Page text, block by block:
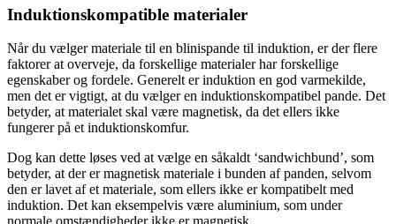
Induktionskompatible materialer
Når du vælger materiale til en blinispande til induktion, er der flere
faktorer at overveje, da forskellige materialer har forskellige
egenskaber og fordele. Generelt er induktion en god varmekilde,
men det er vigtigt, at du vælger en induktionskompatibel pande. Det
betyder, at materialet skal være magnetisk, da det ellers ikke
fungerer på et induktionskomfur.
Dog kan dette løses ved at vælge en såkaldt ‘sandwichbund’, som
betyder, at der er magnetisk materiale i bunden af panden, selvom
den er lavet af et materiale, som ellers ikke er kompatibelt med
induktion. Det kan eksempelvis være aluminium, som under